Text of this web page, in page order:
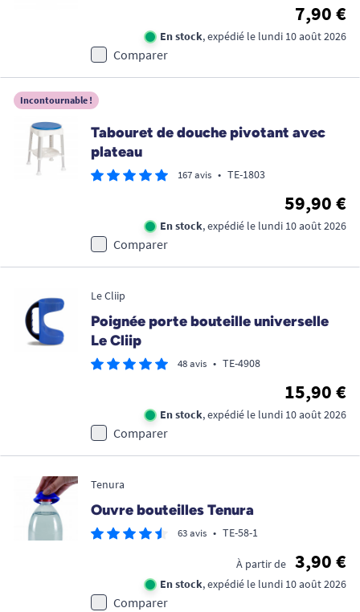
7,90 €
En stock, expédié le lundi 10 août 2026
Comparer
Incontournable !
Tabouret de douche pivotant avec
plateau
167 avis • TE-1803
59,90 €
En stock, expédié le lundi 10 août 2026
Comparer
Le Cliip
Poignée porte bouteille universelle
Le Cliip
48 avis • TE-4908
15,90 €
En stock, expédié le lundi 10 août 2026
Comparer
Tenura
Ouvre bouteilles Tenura
63 avis • TE-58-1
À partir de 3,90 €
En stock, expédié le lundi 10 août 2026
Comparer